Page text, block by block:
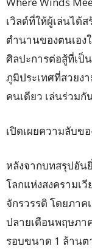
เวิลด์ที่ให้ผู้เล่นได้ส
ตำนานของตนเอง
ศิลปะการต่อสู้ที่เป็
ภูมิประเทศที่สวยง
คนเดียว เล่นร่วมกั
เปิดเผยความลับขอ
หลังจากบทสรุปอัน
โลกแห่งสงครามเ
จักรวรรดิ โดยภาค
ปลายเดือนพฤษภา
รอบขนาด 1 ล้านต